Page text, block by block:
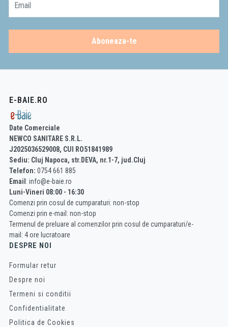
Email
Aboneaza-te
E-BAIE.RO
Date Comerciale
NEWCO SANITARE S.R.L.
J2025036529008, CUI RO51841989
Sediu: Cluj Napoca, str.DEVA, nr.1-7, jud.Cluj
Telefon: 0754 661 885
Email : info@e-baie.ro
Luni-Vineri 08:00 - 16:30
Comenzi prin cosul de cumparaturi: non-stop
Comenzi prin e-mail: non-stop
Termenul de preluare al comenzilor prin cosul de cumparaturi/e-
mail: 4 ore lucratoare
DESPRE NOI
Formular retur
Despre noi
Termeni si conditii
Confidentialitate
Politica de Cookies